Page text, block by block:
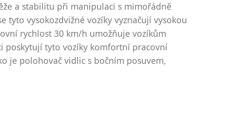
a stabilitu při manipulaci s mimořádně
tyto vysokozdvižné vozíky vyznačují vysokou
rychlost 30 km/h umožňuje vozíkům
poskytují tyto vozíky komfortní pracovní
je polohovač vidlic s bočním posuvem,